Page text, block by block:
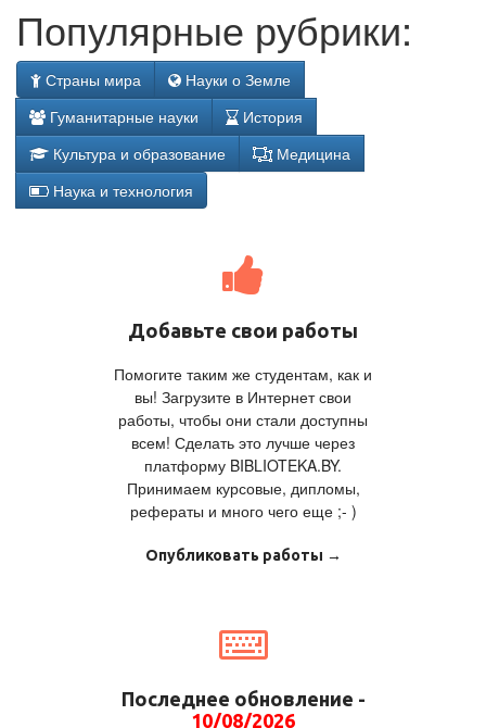
Популярные рубрики:
Страны мира
Науки о Земле
Гуманитарные науки
История
Культура и образование
Медицина
Наука и технология
Добавьте свои работы
Помогите таким же студентам, как и
вы! Загрузите в Интернет свои
работы, чтобы они стали доступны
всем! Сделать это лучше через
платформу BIBLIOTEKA.BY.
Принимаем курсовые, дипломы,
рефераты и много чего еще ;- )
Опубликовать работы →
Последнее обновление -
10/08/2026